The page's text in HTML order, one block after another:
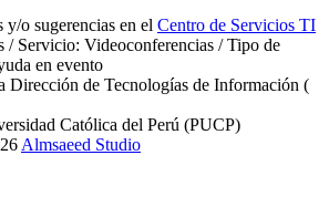
de Educación Superior Universitaria |
Carrera profesoral y desarrollo del
de Educación Superior Universitaria |
innovación y formación continua
de Educación Superior Universitaria |
o sugerencias en el Centro de Servicios TI
/ Servicio: Videoconferencias / Tipo de
en evento
Dirección de Tecnologías de Información (
Católica del Perú (PUCP)
Almsaeed Studio